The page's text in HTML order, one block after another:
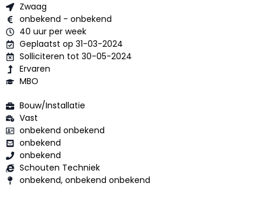
Zwaag
onbekend - onbekend
40 uur per week
Geplaatst op 31-03-2024
Solliciteren tot 30-05-2024
Ervaren
MBO
Bouw/Installatie
Vast
onbekend onbekend
onbekend
onbekend
Schouten Techniek
onbekend, onbekend onbekend